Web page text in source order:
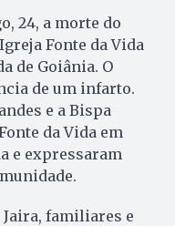
24, a morte do
Fonte da Vida
de Goiânia. O
de um infarto.
e a Bispa
da Vida em
e expressaram
familiares e